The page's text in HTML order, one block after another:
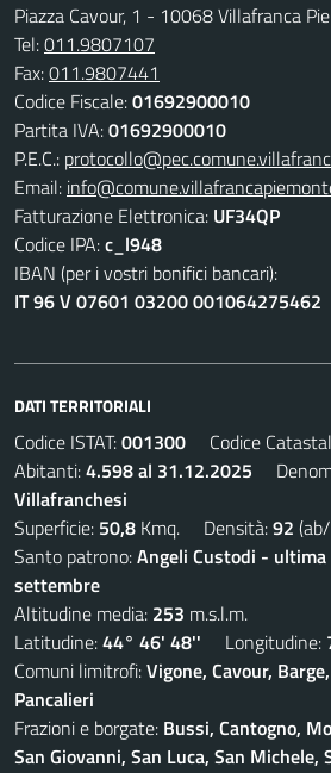
Piazza Cavour, 1 - 10068 Villafranca
Tel:011.9807107
Fax:011.9807441
Codice Fiscale:01692900010
Partita IVA:01692900010
P.E.C.:
Email:
Fatturazione Elettronica: UF34QP
Codice IPA:c_l948
IBAN (per i vostri bonifici bancari):
IT 96 V 07601 03200 001064275462
DATI TERRITORIALI
Codice ISTAT:001300 Codice
Abitanti:4.598 al 31.12.2025
Villafranchesi
Superficie: 50,8 Kmq. Densità:92
Santo patrono:Angeli Custodi - ultima
settembre
Altitudine media: 253 m.s.l.m.
Latitudine:44° 46' 48'' Longitudine:
Comuni limitrofi:Vigone, Cavour,
Pancalieri
Frazioni e borgate: Bussi, Cantogno,
San Giovanni, San Luca, San Michele,